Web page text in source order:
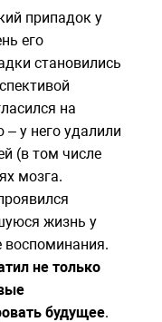
припадок у
его
становились
на
у него удалили
(в том числе
мозга.
жизнь у
воспоминания.
не только
будущее.